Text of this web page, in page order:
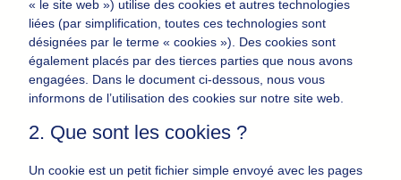
« le site web ») utilise des cookies et autres technologies
liées (par simplification, toutes ces technologies sont
désignées par le terme « cookies »). Des cookies sont
également placés par des tierces parties que nous avons
engagées. Dans le document ci-dessous, nous vous
informons de l’utilisation des cookies sur notre site web.
2. Que sont les cookies ?
Un cookie est un petit fichier simple envoyé avec les pages